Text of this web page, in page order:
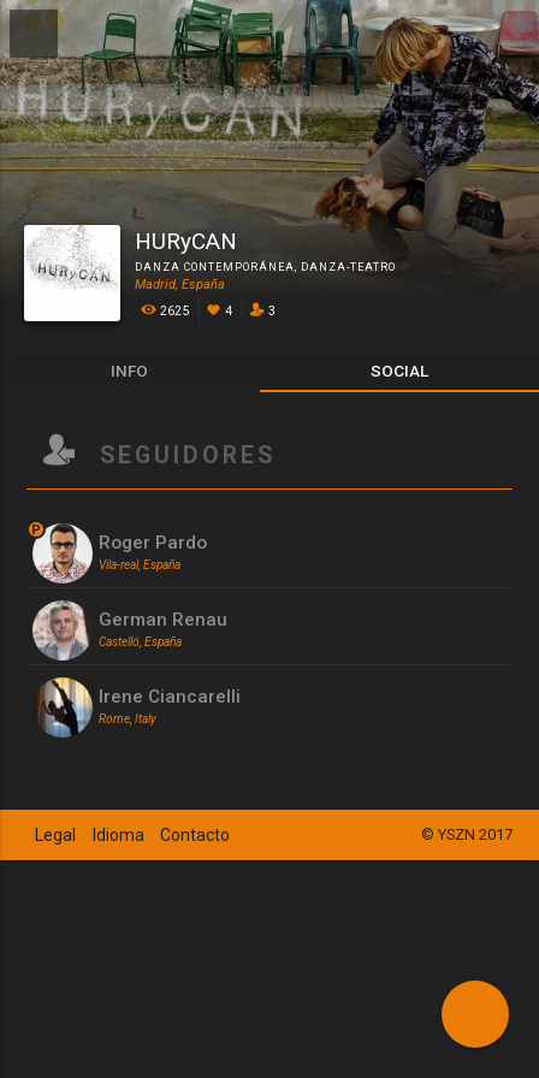
HURyCAN
DANZA CONTEMPORÁNEA, DANZA-TEATRO
Madrid, España
2625
4 3
INFO SOCIAL
SEGUIDORES
P
Roger Pardo
Vila-real, España
German Renau
Castelló, España
Irene Ciancarelli
Rome, Italy
© YSZN 2017
Legal Idioma Contacto